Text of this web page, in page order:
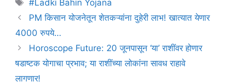
#Ladki Bahin Yojana
PM किसान योजनेतून शेतकऱ्यांना दुहेरी लाभ! खात्यात येणार
4000 रुपये…
Horoscope Future: 20 जूनपासून ‘या’ राशींवर होणार
षडाष्टक योगाचा प्रभाव; या राशींच्या लोकांना सावध राहावे
लागणार!